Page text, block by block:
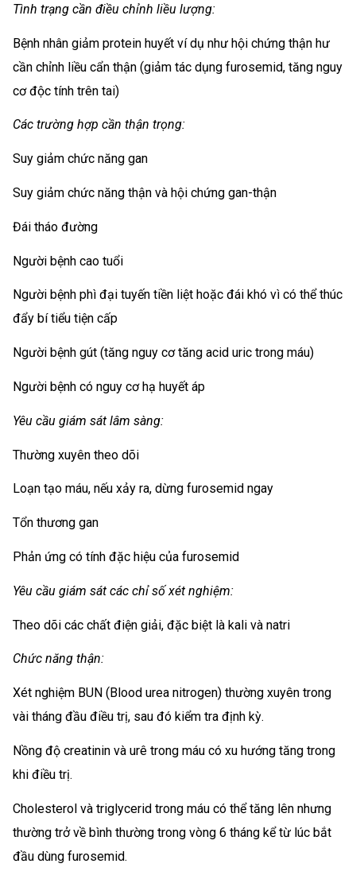
Tình trạng cần điều chỉnh liều lượng:
Bệnh nhân giảm protein huyết ví dụ như hội chứng thận hư
cần chỉnh liều cẩn thận (giảm tác dụng furosemid, tăng nguy
cơ độc tính trên tai)
Các trường hợp cần thận trọng:
Suy giảm chức năng gan
Suy giảm chức năng thận và hội chứng gan-thận
Đái tháo đường
Người bệnh cao tuổi
Người bệnh phì đại tuyến tiền liệt hoặc đái khó vì có thể thúc
đẩy bí tiểu tiện cấp
Người bệnh gút (tăng nguy cơ tăng acid uric trong máu)
Người bệnh có nguy cơ hạ huyết áp
Yêu cầu giám sát lâm sàng:
Thường xuyên theo dõi
Loạn tạo máu, nếu xảy ra, dừng furosemid ngay
Tổn thương gan
Phản ứng có tính đặc hiệu của furosemid
Yêu cầu giám sát các chỉ số xét nghiệm:
Theo dõi các chất điện giải, đặc biệt là kali và natri
Chức năng thận:
Xét nghiệm BUN (Blood urea nitrogen) thường xuyên trong
vài tháng đầu điều trị, sau đó kiểm tra định kỳ.
Nồng độ creatinin và urê trong máu có xu hướng tăng trong
khi điều trị.
Cholesterol và triglycerid trong máu có thể tăng lên nhưng
thường trở về bình thường trong vòng 6 tháng kể từ lúc bắt
đầu dùng furosemid.